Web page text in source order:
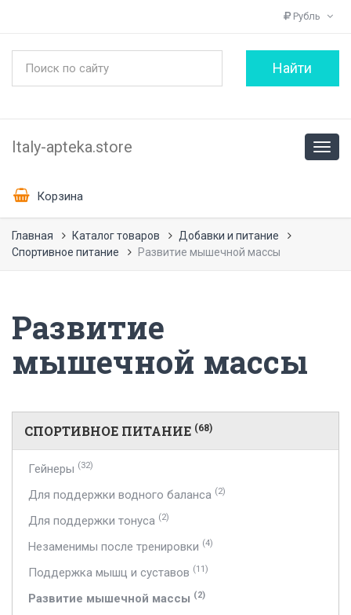
Рубль
Italy-apteka.store
Корзина
Главная Каталог товаров
Добавки и питание
Спортивное питание
Развитие мышечной массы
Развитие
мышечной массы
СПОРТИВНОЕ ПИТАНИЕ (68)
Гейнеры (32)
Для поддержки водного баланса (2)
Для поддержки тонуса (2)
Незаменимы после тренировки (4)
Поддержка мышц и суставов (11)
Развитие мышечной массы (2)